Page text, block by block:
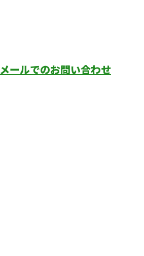
メールでのお問い合わせ